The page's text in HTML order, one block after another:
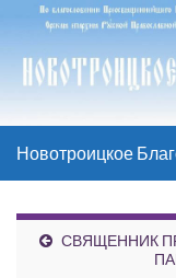
Новотроицкое
СВЯЩЕННИК